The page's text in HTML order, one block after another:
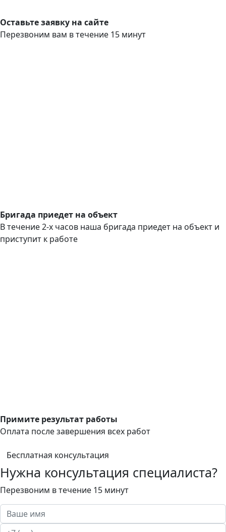
Оставьте заявку на сайте
Перезвоним вам в течение 15 минут
Бригада приедет на объект
В течение 2-х часов наша бригада приедет на объект и
приступит к работе
Примите результат работы
Оплата после завершения всех работ
Бесплатная консультация
Нужна консультация специалиста?
Перезвоним в течение 15 минут